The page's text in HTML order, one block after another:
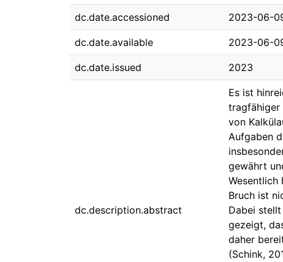
dc.date.accessioned 2023-06-
dc.date.available 2023-06-
dc.date.issued 2023
dc.description.abstract
Es ist
tragfähiger
von
Aufgaben
gewährt
Wesentlich
Bruch ist
Dabei
gezeigt,
daher
(Schink,